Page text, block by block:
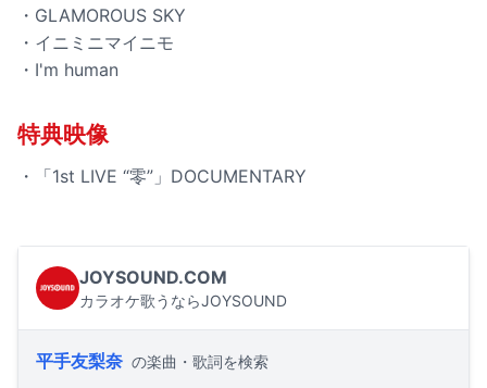
・GLAMOROUS SKY
・イニミニマイニモ
・I'm human
特典映像
・「1st LIVE “零”」DOCUMENTARY
JOYSOUND.COM
カラオケ歌うならJOYSOUND
平手友梨奈 の楽曲・歌詞を検索